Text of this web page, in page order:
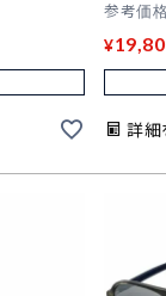
参考価
¥
詳細